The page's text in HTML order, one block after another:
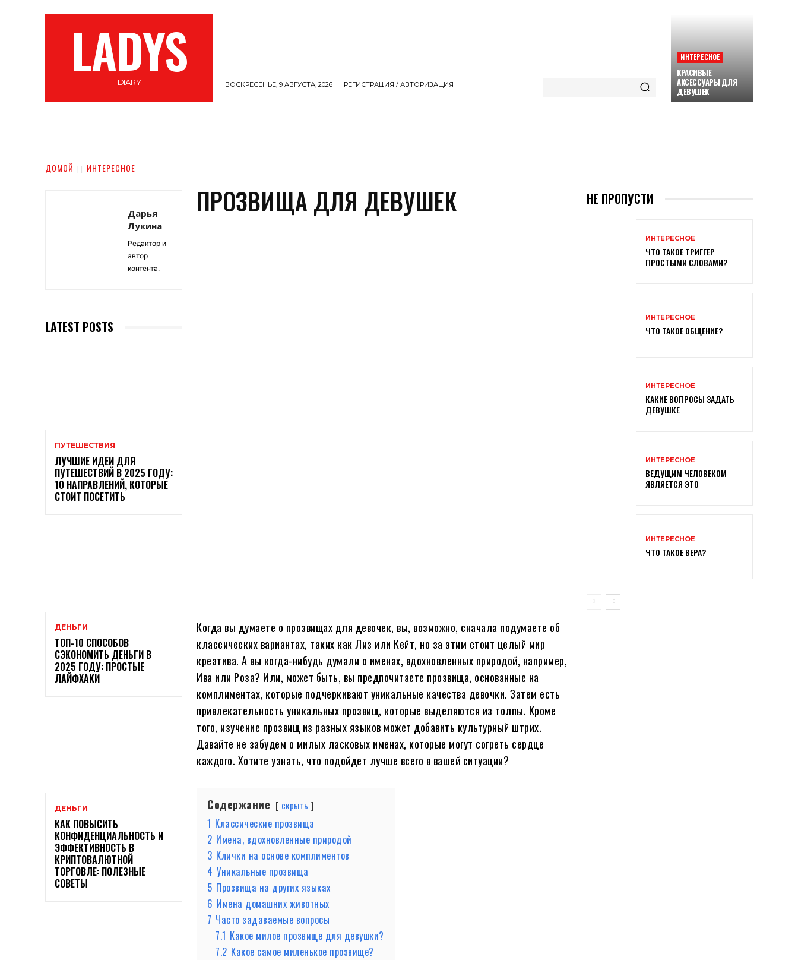
LADYS
DIARY ВОСКРЕСЕНЬЕ, 9 АВГУСТА, 2026 РЕГИСТРАЦИЯ / АВТОРИЗАЦИЯ
ИНТЕРЕСНОЕ
КРАСИВЫЕ
АКСЕССУАРЫ ДЛЯ
ДЕВУШЕК
ДОМОЙ ИНТЕРЕСНОЕ
Дарья
Лукина
Редактор и
автор
контента.
LATEST POSTS
ПУТЕШЕСТВИЯ
ЛУЧШИЕ ИДЕИ ДЛЯ
ПУТЕШЕСТВИЙ В 2025 ГОДУ:
10 НАПРАВЛЕНИЙ, КОТОРЫЕ
СТОИТ ПОСЕТИТЬ
ДЕНЬГИ
ТОП-10 СПОСОБОВ
СЭКОНОМИТЬ ДЕНЬГИ В
2025 ГОДУ: ПРОСТЫЕ
ЛАЙФХАКИ
ДЕНЬГИ
КАК ПОВЫСИТЬ
КОНФИДЕНЦИАЛЬНОСТЬ И
ЭФФЕКТИВНОСТЬ В
КРИПТОВАЛЮТНОЙ
ТОРГОВЛЕ: ПОЛЕЗНЫЕ
СОВЕТЫ
ПРОЗВИЩА ДЛЯ ДЕВУШЕК
Когда вы думаете о прозвищах для девочек, вы, возможно, сначала подумаете об
классических вариантах, таких как Лиз или Кейт, но за этим стоит целый мир
креатива. А вы когда-нибудь думали о именах, вдохновленных природой, например,
Ива или Роза? Или, может быть, вы предпочитаете прозвища, основанные на
комплиментах, которые подчеркивают уникальные качества девочки. Затем есть
привлекательность уникальных прозвищ, которые выделяются из толпы. Кроме
того, изучение прозвищ из разных языков может добавить культурный штрих.
Давайте не забудем о милых ласковых именах, которые могут согреть сердце
каждого. Хотите узнать, что подойдет лучше всего в вашей ситуации?
Содержание скрыть
1 Классические прозвища
2 Имена, вдохновленные природой
3 Клички на основе комплиментов
4 Уникальные прозвища
5 Прозвища на других языках
6 Имена домашних животных
7 Часто задаваемые вопросы
7.1 Какое милое прозвище для девушки?
7.2 Какое самое миленькое прозвище?
НЕ ПРОПУСТИ
ИНТЕРЕСНОЕ
ЧТО ТАКОЕ ТРИГГЕР
ПРОСТЫМИ СЛОВАМИ?
ИНТЕРЕСНОЕ
ЧТО ТАКОЕ ОБЩЕНИЕ?
ИНТЕРЕСНОЕ
КАКИЕ ВОПРОСЫ ЗАДАТЬ
ДЕВУШКЕ
ИНТЕРЕСНОЕ
ВЕДУЩИМ ЧЕЛОВЕКОМ
ЯВЛЯЕТСЯ ЭТО
ИНТЕРЕСНОЕ
ЧТО ТАКОЕ ВЕРА?